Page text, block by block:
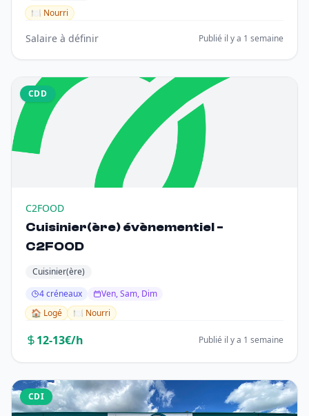
🍽️ Nourri
Salaire à définir Publié il y a 1 semaine
CDD
C2FOOD
Cuisinier(ère) évènementiel -
C2FOOD
Cuisinier(ère)
4 créneaux
Ven, Sam, Dim
🏠 Logé
🍽️ Nourri
12-13€/h Publié il y a 1 semaine
CDI